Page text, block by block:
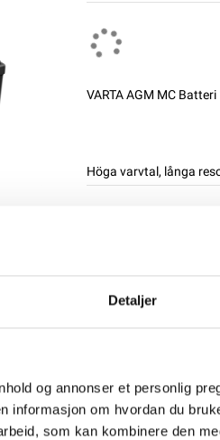
Detaljer
og annonser et personlig
informasjon om hvordan du
som kan kombinere den
VARTA AGM MC
Höga varvtal, långa
NB! Bly/syra MC-
privatpersoner.
SKU: 511901016
Kategorier: